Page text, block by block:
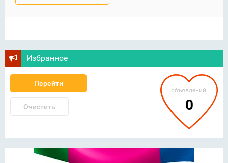
Избранное
Перейти
Очистить
объявлений:
0